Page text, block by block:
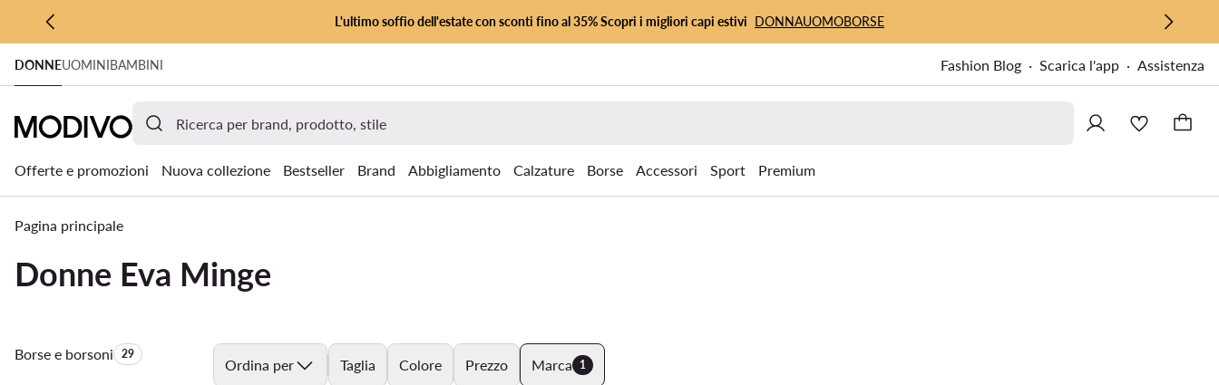
VAI AL CONTENUTO PRINCIPALE
VAI ALLA RICERCA
L'ultimo soffio dell'estate con sconti fino al 35% Scopri i migliori capi estivi DONNAUOMOBORSE
DONNEUOMINIBAMBINI Fashion Blog Scarica l'app Assistenza
Offerte e promozioni Nuova collezione Bestseller Brand Abbigliamento Calzature Borse Accessori Sport Premium
Pagina principale
Donne Eva Minge
Borse e borsoniQuantità di prodotti:
29
Ordina per Taglia Colore Prezzo Marca 1